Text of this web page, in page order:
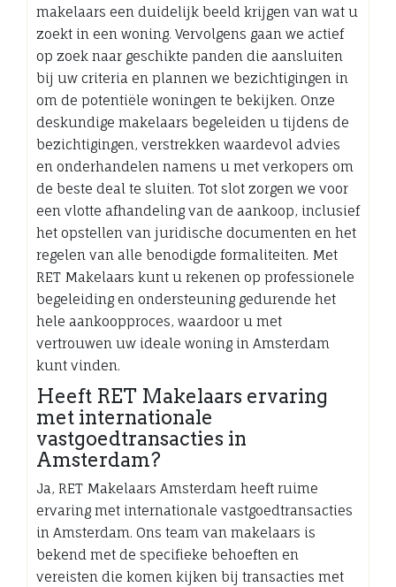
makelaars een duidelijk beeld krijgen van wat u
zoekt in een woning. Vervolgens gaan we actief
op zoek naar geschikte panden die aansluiten
bij uw criteria en plannen we bezichtigingen in
om de potentiële woningen te bekijken. Onze
deskundige makelaars begeleiden u tijdens de
bezichtigingen, verstrekken waardevol advies
en onderhandelen namens u met verkopers om
de beste deal te sluiten. Tot slot zorgen we voor
een vlotte afhandeling van de aankoop, inclusief
het opstellen van juridische documenten en het
regelen van alle benodigde formaliteiten. Met
RET Makelaars kunt u rekenen op professionele
begeleiding en ondersteuning gedurende het
hele aankoopproces, waardoor u met
vertrouwen uw ideale woning in Amsterdam
kunt vinden.
Heeft RET Makelaars ervaring
met internationale
vastgoedtransacties in
Amsterdam?
Ja, RET Makelaars Amsterdam heeft ruime
ervaring met internationale vastgoedtransacties
in Amsterdam. Ons team van makelaars is
bekend met de specifieke behoeften en
vereisten die komen kijken bij transacties met